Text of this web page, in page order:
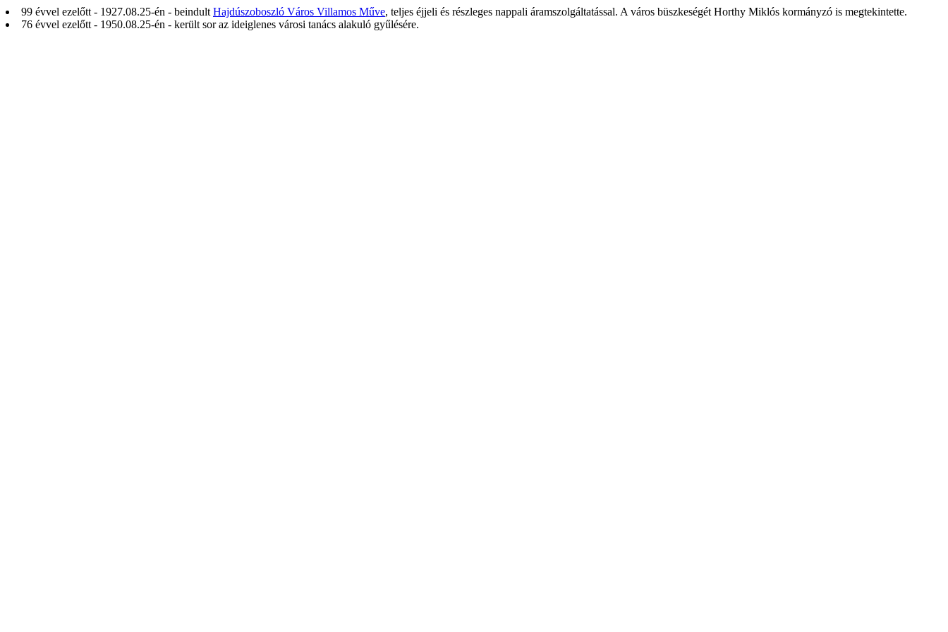
99 évvel ezelőtt - 1927.08.25-én - beindult Hajdúszoboszló Város Villamos Műve, teljes éjjeli és részleges nappali áramszolgáltatással. A város büszkeségét Horthy Miklós kormányzó is megtekintette.
76 évvel ezelőtt - 1950.08.25-én - került sor az ideiglenes városi tanács alakuló gyűlésére.